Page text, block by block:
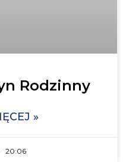
Rodzinny
»
20:06